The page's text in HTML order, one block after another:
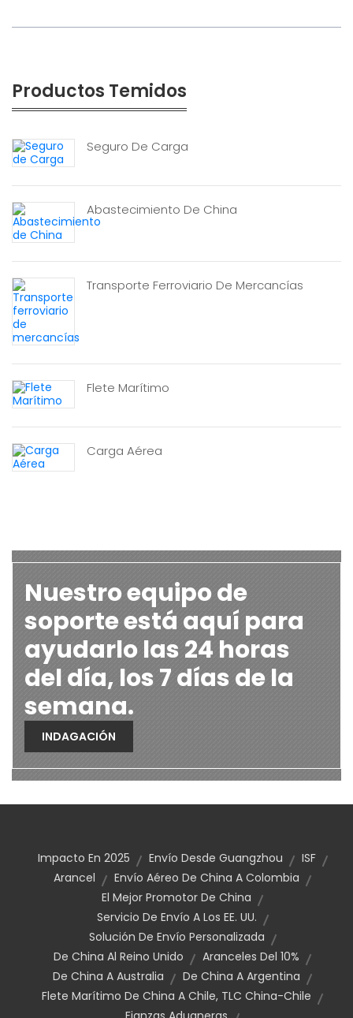
Productos Temidos
Seguro De Carga
Abastecimiento De China
Transporte Ferroviario De Mercancías
Flete Marítimo
Carga Aérea
Nuestro equipo de
soporte está aquí para
ayudarlo las 24 horas
del día, los 7 días de la
semana.
INDAGACIÓN
Impacto En 2025 Envío Desde Guangzhou
ISF
Arancel
Envío Aéreo De China A Colombia
El Mejor Promotor De China
Servicio De Envío A Los EE. UU.
Solución De Envío Personalizada
De China Al Reino Unido
Aranceles Del 10%
De China A Australia
De China A Argentina
Flete Marítimo De China A Chile, TLC China-Chile